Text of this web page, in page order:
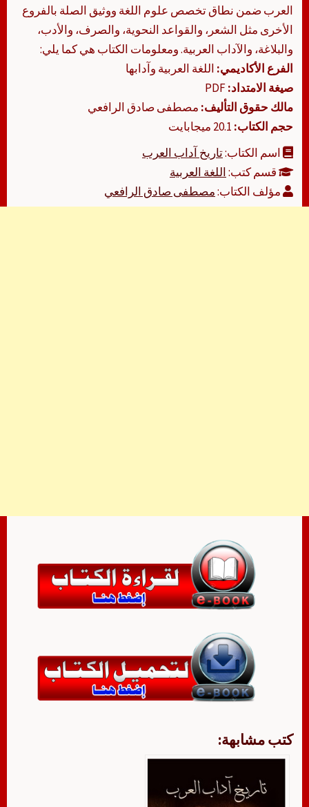
العرب ضمن نطاق تخصص علوم اللغة ووثيق الصلة بالفروع
الأخرى مثل الشعر، والقواعد النحوية، والصرف، والأدب،
والبلاغة، والآداب العربية. ومعلومات الكتاب هي كما يلي:
الفرع الأكاديمي: اللغة العربية وآدابها
صيغة الامتداد:
مالك حقوق التأليف: مصطفى صادق الرافعي
حجم الكتاب:
اسم الكتاب:تاريخ آداب العرب
قسم كتب:اللغة العربية
مؤلف الكتاب:مصطفى صادق الرافعي
كتب مشابهة: